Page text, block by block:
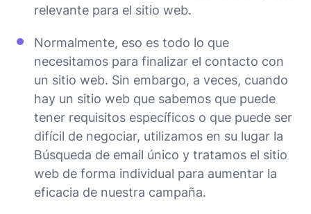
relevante para el sitio web.
Normalmente, eso es todo lo que
necesitamos para finalizar el contacto con
un sitio web. Sin embargo, a veces, cuando
hay un sitio web que sabemos que puede
tener requisitos específicos o que puede ser
difícil de negociar, utilizamos en su lugar la
Búsqueda de email único y tratamos el sitio
web de forma individual para aumentar la
eficacia de nuestra campaña.